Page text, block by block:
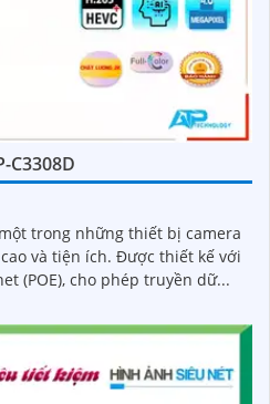
C3308D
một trong những thiết bị camera
Được thiết kế với
(POE), cho phép truyền dữ...